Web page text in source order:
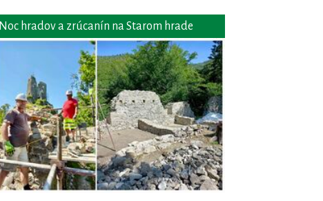
Noc hradov a zrúcanín na Starom hrade